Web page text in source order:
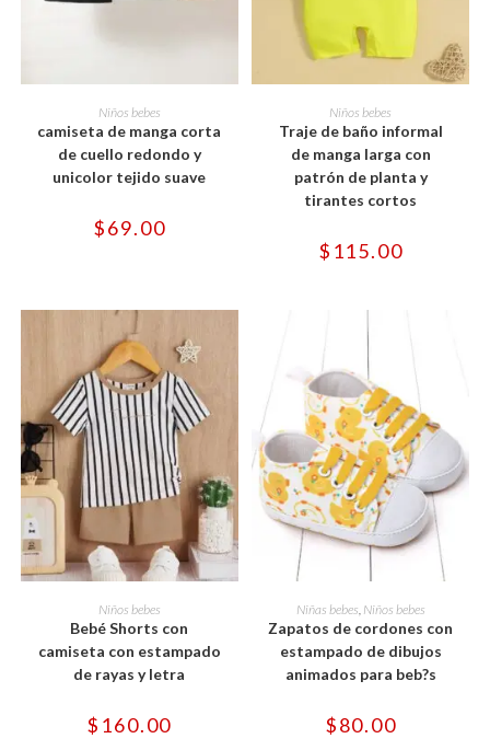
SELECCIONAR OPCIONES
Este
producto
tiene
múltiples
variantes.
opciones
elegir
Niños bebes
camiseta de manga corta
de cuello redondo y
unicolor tejido suave
$69.00
SELECCIONAR OPCIONES
Este
producto
tiene
múltiples
variantes.
opciones
se
en
la
Niños bebes
Traje de baño informal
de manga larga con
patrón de planta y
tirantes cortos
$ 115.00
SELECCIONAR OPCIONES
producto
tiene
múltiples
variantes.
Las
opciones
elegir
Niños bebes
Bebé Shorts con
camiseta con estampado
de rayas y letra
$ 160.00
SELECCIONAR OPCIONES
producto
tiene
múltiples
variantes.
opciones
elegir
Niñas bebes, Niños bebes
Zapatos de cordones con
estampado de dibujos
animados para beb?s
$80.00